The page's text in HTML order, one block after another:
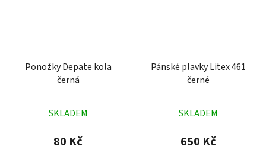
Ponožky Depate kola
černá
hodnocení
produktu
SKLADEM
80 Kč
Pánské plavky Litex 461
černé
hodnocení
produktu
SKLADEM
650 Kč